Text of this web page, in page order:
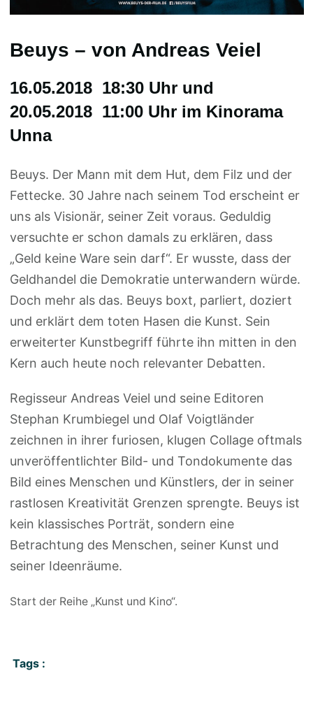
Beuys – von Andreas Veiel
16.05.2018 18:30 Uhr und
20.05.2018 11:00 Uhr im Kinorama
Unna
Beuys. Der Mann mit dem Hut, dem Filz und der
Fettecke. 30 Jahre nach seinem Tod erscheint er
uns als Visionär, seiner Zeit voraus. Geduldig
versuchte er schon damals zu erklären, dass
„Geld keine Ware sein darf“. Er wusste, dass der
Geldhandel die Demokratie unterwandern würde.
Doch mehr als das. Beuys boxt, parliert, doziert
und erklärt dem toten Hasen die Kunst. Sein
erweiterter Kunstbegriff führte ihn mitten in den
Kern auch heute noch relevanter Debatten.
Regisseur Andreas Veiel und seine Editoren
Stephan Krumbiegel und Olaf Voigtländer
zeichnen in ihrer furiosen, klugen Collage oftmals
unveröffentlichter Bild- und Tondokumente das
Bild eines Menschen und Künstlers, der in seiner
rastlosen Kreativität Grenzen sprengte. Beuys ist
kein klassisches Porträt, sondern eine
Betrachtung des Menschen, seiner Kunst und
seiner Ideenräume.
Start der Reihe „Kunst und Kino“.
Tags :